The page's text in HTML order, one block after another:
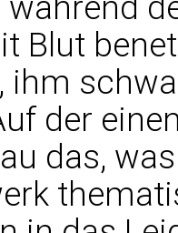
Blut
der
das,